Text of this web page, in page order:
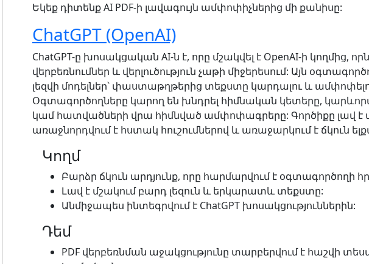
Եկեք դիտենք AI PDF-ի լավագույն ամփոփիչներից մի քանիսը:
ChatGPT (OpenAI)
ChatGPT-ը խոսակցական AI-ն է, որը մշակվել է OpenAI-ի կողմից,
վերբեռնումներ և վերլուծություն չաթի միջերեսում: Այն
լեզվի մոդելներ՝ փաստաթղթերից տեքստը կարդալու և
Օգտագործողները կարող են խնդրել հիմնական կետերը,
կամ հատվածների վրա հիմնված ամփոփագրերը: Գործիքը լավ է
առաջնորդվում է հստակ հուշումներով և առաջարկում է ճկուն
Կողմ
Բարձր ճկուն արդյունք, որը հարմարվում է օգտագործողի
Լավ է մշակում բարդ լեզուն և երկարատև տեքստը:
Անմիջապես ինտեգրվում է ChatGPT խոսակցություններին:
Դեմ
PDF վերբեռնման աջակցությունը տարբերվում է հաշվի